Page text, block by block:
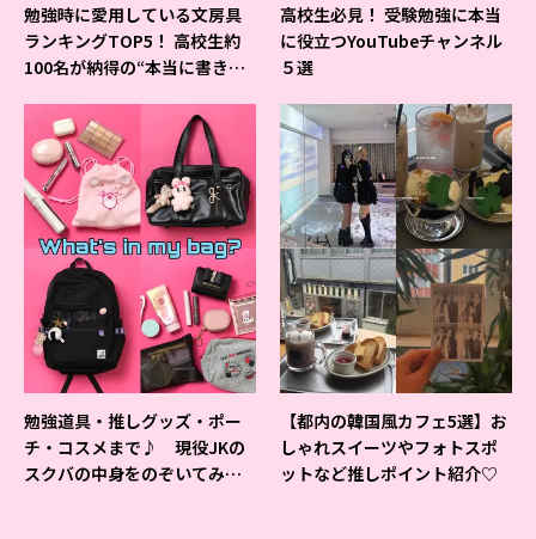
勉強時に愛用している文房具
ランキングTOP5！ 高校生約
100名が納得の“本当に書きや
高校生必見！ 受験勉強に本当
に役立つYouTubeチャンネル
５選
勉強道具・推しグッズ・ポー
チ・コスメまで♪ 現役JKの
スクバの中身をのぞいてみ
【都内の韓国風カフェ5選】お
しゃれスイーツやフォトスポ
ットなど推しポイント紹介♡